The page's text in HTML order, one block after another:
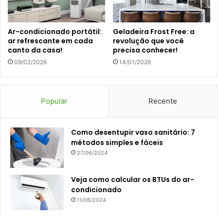
Ar-condicionado portátil:
ar refrescante em cada
canto da casa!
09/02/2026
Geladeira Frost Free: a
revolução que você
precisa conhecer!
14/01/2026
Popular Recente
Como desentupir vaso sanitário: 7
métodos simples e fáceis
27/06/2024
Veja como calcular os BTUs do ar-
condicionado
11/06/2024